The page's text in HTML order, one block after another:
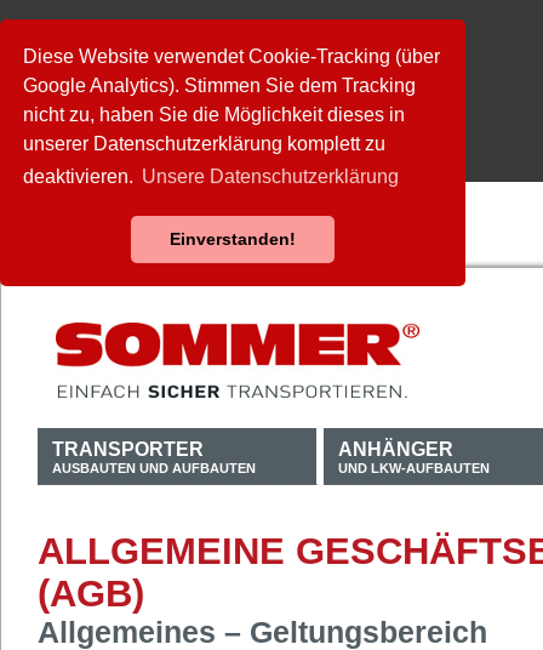
Diese Website verwendet Cookie-Tracking (über
Google Analytics). Stimmen Sie dem Tracking
nicht zu, haben Sie die Möglichkeit dieses in
unserer Datenschutzerklärung komplett zu
deaktivieren. Unsere Datenschutzerklärung
Einverstanden!
TRANSPORTER
AUSBAUTEN UND AUFBAUTEN
ANHÄNGER
UND LKW-AUFBAUTEN
ALLGEMEINE
(AGB)
Allgemeines – Geltungsbereich